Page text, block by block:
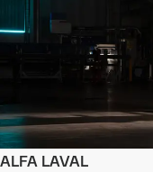
ALFA LAVAL